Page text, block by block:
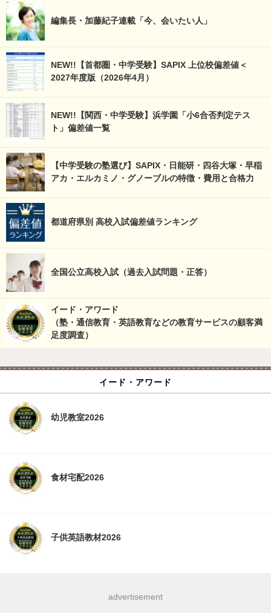
編集長・加藤紀子連載「今、会いたい人」
NEW!!【首都圏・中学受験】SAPIX 上位校偏差値＜
2027年度版（2026年4月）
NEW!!【関西・中学受験】浜学園「小6合否判定テス
ト」偏差値一覧
【中学受験の塾選び】SAPIX・日能研・四谷大塚・早稲
アカ・エルカミノ・グノーブルの特徴・費用と合格力
都道府県別 高校入試偏差値ランキング
全国公立高校入試（過去入試問題・正答）
イード・アワード
（塾・通信教育・英語教育などの教育サービスの顧客満
足度調査）
イード・アワード
幼児教室2026
食材宅配2026
子供英語教材2026
advertisement